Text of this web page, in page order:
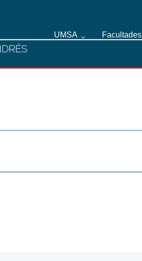
UMSA Facultades